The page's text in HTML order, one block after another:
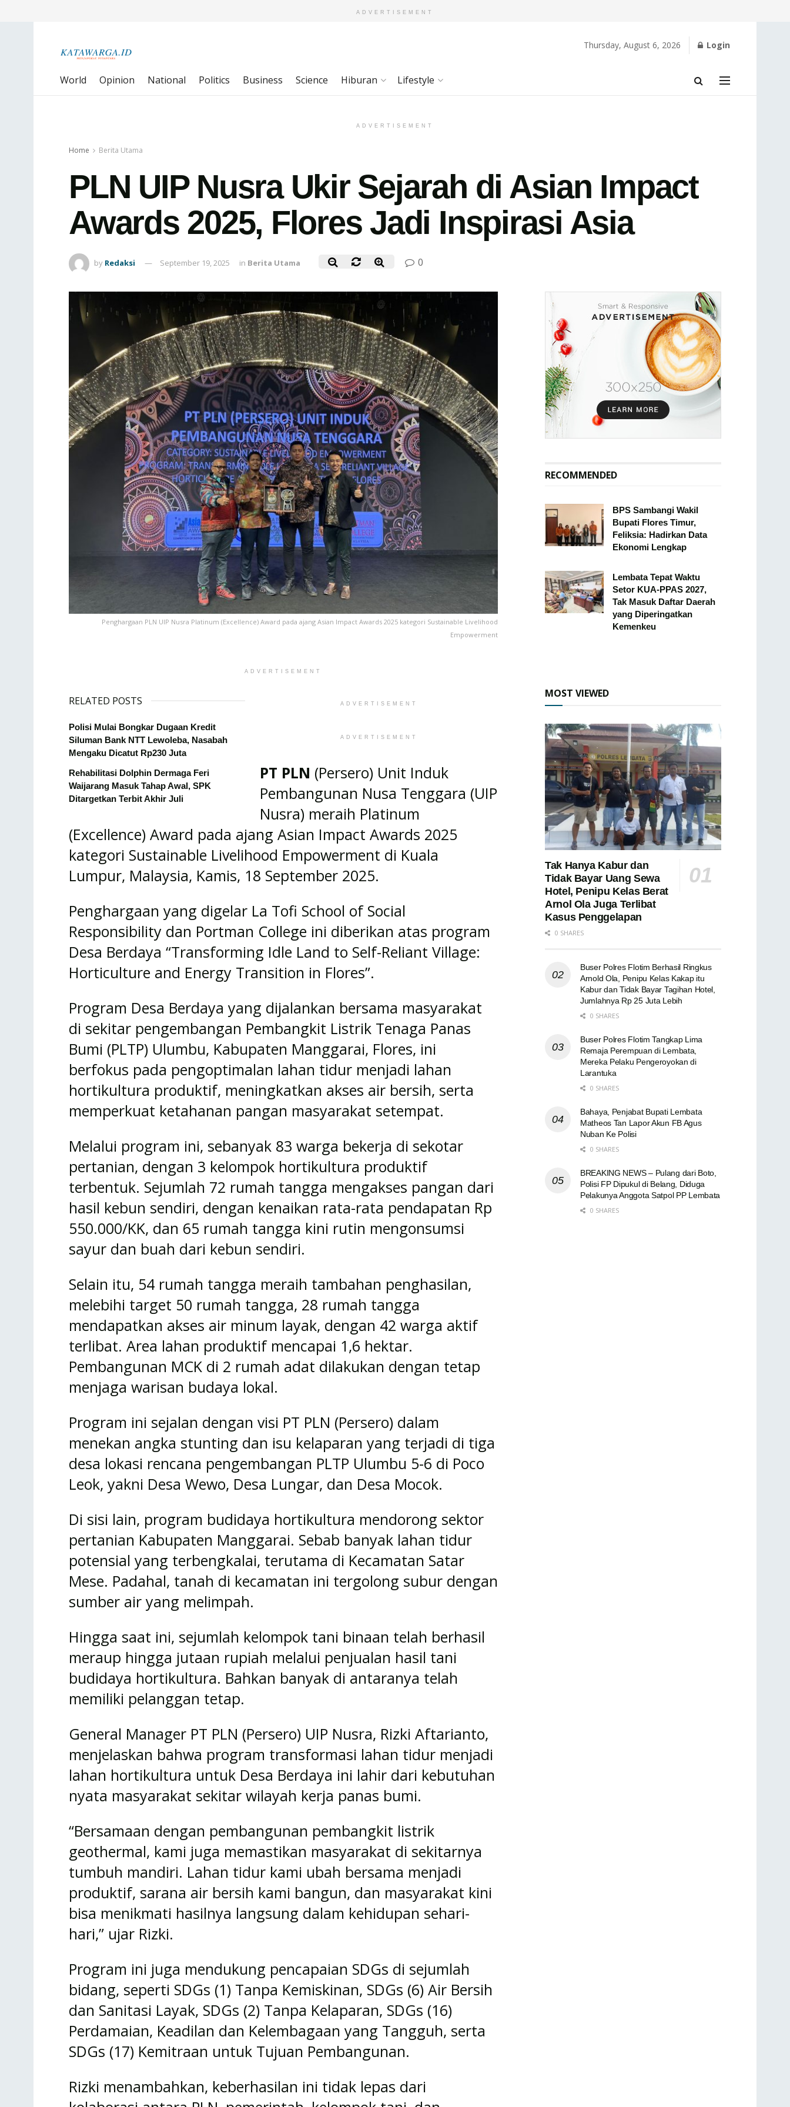
ADVERTISEMENT
Thursday, August 6, 2026 Login
World Opinion National Politics Business Science Hiburan Lifestyle
ADVERTISEMENT
Home Berita Utama
PLN UIP Nusra Ukir Sejarah di Asian Impact
Awards 2025, Flores Jadi Inspirasi Asia
by Redaksi September 19, 2025 in Berita Utama 0
Penghargaan PLN UIP Nusra Platinum (Excellence) Award pada ajang Asian Impact Awards 2025 kategori Sustainable Livelihood
Empowerment
ADVERTISEMENT
RELATED POSTS
Polisi Mulai Bongkar Dugaan Kredit
Siluman Bank NTT Lewoleba, Nasabah
Mengaku Dicatut Rp230 Juta
Rehabilitasi Dolphin Dermaga Feri
Waijarang Masuk Tahap Awal, SPK
Ditargetkan Terbit Akhir Juli
ADVERTISEMENT
ADVERTISEMENT
PT PLN (Persero) Unit Induk
Pembangunan Nusa Tenggara (UIP
Nusra) meraih Platinum
(Excellence) Award pada ajang Asian Impact Awards 2025
kategori Sustainable Livelihood Empowerment di Kuala
Lumpur, Malaysia, Kamis, 18 September 2025.
Penghargaan yang digelar La Tofi School of Social
Responsibility dan Portman College ini diberikan atas program
Desa Berdaya “Transforming Idle Land to Self-Reliant Village:
Horticulture and Energy Transition in Flores”.
Program Desa Berdaya yang dijalankan bersama masyarakat
di sekitar pengembangan Pembangkit Listrik Tenaga Panas
Bumi (PLTP) Ulumbu, Kabupaten Manggarai, Flores, ini
berfokus pada pengoptimalan lahan tidur menjadi lahan
hortikultura produktif, meningkatkan akses air bersih, serta
memperkuat ketahanan pangan masyarakat setempat.
Melalui program ini, sebanyak 83 warga bekerja di sekotar
pertanian, dengan 3 kelompok hortikultura produktif
terbentuk. Sejumlah 72 rumah tangga mengakses pangan dari
hasil kebun sendiri, dengan kenaikan rata-rata pendapatan Rp
550.000/KK, dan 65 rumah tangga kini rutin mengonsumsi
sayur dan buah dari kebun sendiri.
Selain itu, 54 rumah tangga meraih tambahan penghasilan,
melebihi target 50 rumah tangga, 28 rumah tangga
mendapatkan akses air minum layak, dengan 42 warga aktif
terlibat. Area lahan produktif mencapai 1,6 hektar.
Pembangunan MCK di 2 rumah adat dilakukan dengan tetap
menjaga warisan budaya lokal.
Program ini sejalan dengan visi PT PLN (Persero) dalam
menekan angka stunting dan isu kelaparan yang terjadi di tiga
desa lokasi rencana pengembangan PLTP Ulumbu 5-6 di Poco
Leok, yakni Desa Wewo, Desa Lungar, dan Desa Mocok.
Di sisi lain, program budidaya hortikultura mendorong sektor
pertanian Kabupaten Manggarai. Sebab banyak lahan tidur
potensial yang terbengkalai, terutama di Kecamatan Satar
Mese. Padahal, tanah di kecamatan ini tergolong subur dengan
sumber air yang melimpah.
Hingga saat ini, sejumlah kelompok tani binaan telah berhasil
meraup hingga jutaan rupiah melalui penjualan hasil tani
budidaya hortikultura. Bahkan banyak di antaranya telah
memiliki pelanggan tetap.
General Manager PT PLN (Persero) UIP Nusra, Rizki Aftarianto,
menjelaskan bahwa program transformasi lahan tidur menjadi
lahan hortikultura untuk Desa Berdaya ini lahir dari kebutuhan
nyata masyarakat sekitar wilayah kerja panas bumi.
“Bersamaan dengan pembangunan pembangkit listrik
geothermal, kami juga memastikan masyarakat di sekitarnya
tumbuh mandiri. Lahan tidur kami ubah bersama menjadi
produktif, sarana air bersih kami bangun, dan masyarakat kini
bisa menikmati hasilnya langsung dalam kehidupan sehari-
hari,” ujar Rizki.
Program ini juga mendukung pencapaian SDGs di sejumlah
bidang, seperti SDGs (1) Tanpa Kemiskinan, SDGs (6) Air Bersih
dan Sanitasi Layak, SDGs (2) Tanpa Kelaparan, SDGs (16)
Perdamaian, Keadilan dan Kelembagaan yang Tangguh, serta
SDGs (17) Kemitraan untuk Tujuan Pembangunan.
Rizki menambahkan, keberhasilan ini tidak lepas dari
RECOMMENDED
BPS Sambangi Wakil
Bupati Flores Timur,
Feliksia: Hadirkan Data
Ekonomi Lengkap
Lembata Tepat Waktu
Setor KUA-PPAS 2027,
Tak Masuk Daftar Daerah
yang Diperingatkan
Kemenkeu
MOST VIEWED
Tak Hanya Kabur dan
Tidak Bayar Uang Sewa
Hotel, Penipu Kelas Berat
Arnol Ola Juga Terlibat
Kasus Penggelapan
0 SHARES
Buser Polres Flotim Berhasil Ringkus
Arnold Ola, Penipu Kelas Kakap itu
Kabur dan Tidak Bayar Tagihan Hotel,
Jumlahnya Rp 25 Juta Lebih
0 SHARES
Buser Polres Flotim Tangkap Lima
Remaja Perempuan di Lembata,
Mereka Pelaku Pengeroyokan di
Larantuka
0 SHARES
Bahaya, Penjabat Bupati Lembata
Matheos Tan Lapor Akun FB Agus
Nuban Ke Polisi
0 SHARES
BREAKING NEWS – Pulang dari Boto,
Polisi FP Dipukul di Belang, Diduga
Pelakunya Anggota Satpol PP Lembata
0 SHARES